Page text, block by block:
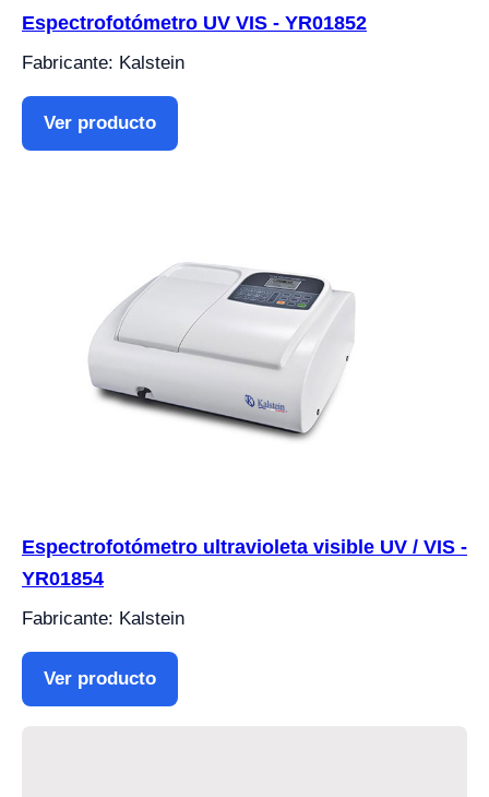
Espectrofotómetro UV VIS - YR01852
Fabricante: Kalstein
Ver producto
Espectrofotómetro ultravioleta visible UV / VIS -
YR01854
Fabricante: Kalstein
Ver producto